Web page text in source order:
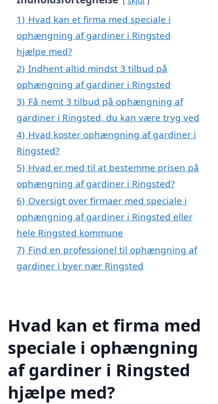
1) Hvad kan et firma med speciale i
ophængning af gardiner i Ringsted
hjælpe med?
2) Indhent altid mindst 3 tilbud på
ophængning af gardiner i Ringsted
3) Få nemt 3 tilbud på ophængning af
gardiner i Ringsted, du kan være tryg ved
4) Hvad koster ophængning af gardiner i
Ringsted?
5) Hvad er med til at bestemme prisen på
ophængning af gardiner i Ringsted?
6) Oversigt over firmaer med speciale i
ophængning af gardiner i Ringsted eller
hele Ringsted kommune
7) Find en professionel til ophængning af
gardiner i byer nær Ringsted
Hvad kan et firma med
speciale i ophængning
af gardiner i Ringsted
hjælpe med?